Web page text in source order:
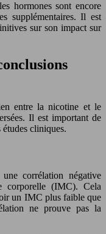
hormones sont encore
supplémentaires. Il est
sur son impact sur
entre la nicotine et le
Il est important de
cliniques.
corrélation négative
corporelle (IMC). Cela
un IMC plus faible que
ne prouve pas la